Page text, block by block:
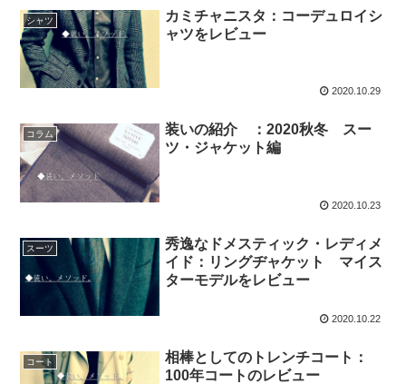
シャツ
カミチャニスタ：コーデュロイシ
ャツをレビュー
2020.10.29
コラム
装いの紹介 ：2020秋冬 スー
ツ・ジャケット編
2020.10.23
スーツ
秀逸なドメスティック・レディメ
イド：リングヂャケット マイス
ターモデルをレビュー
2020.10.22
コート
相棒としてのトレンチコート：
100年コートのレビュー